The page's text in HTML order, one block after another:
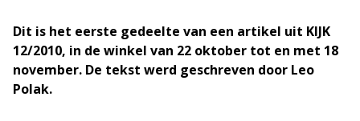
Dit is het eerste gedeelte van een artikel uit KIJK
12/2010, in de winkel van 22 oktober tot en met 18
november. De tekst werd geschreven door Leo
Polak.